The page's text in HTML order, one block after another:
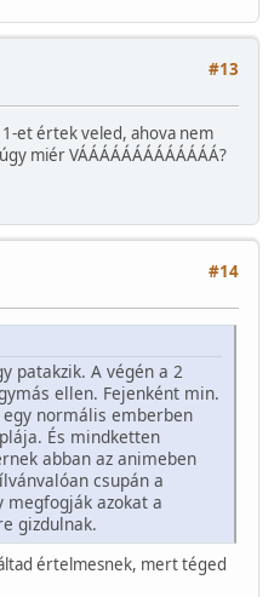
#13
et értek veled, ahova nem
miér VÁÁÁÁÁÁÁÁÁÁÁÁÁ?
#14
patakzik. A végén a 2
ellen. Fejenként min.
normális emberben
És mindketten
abban az animeben
csupán a
azokat a
gizdulnak.
értelmesnek, mert téged